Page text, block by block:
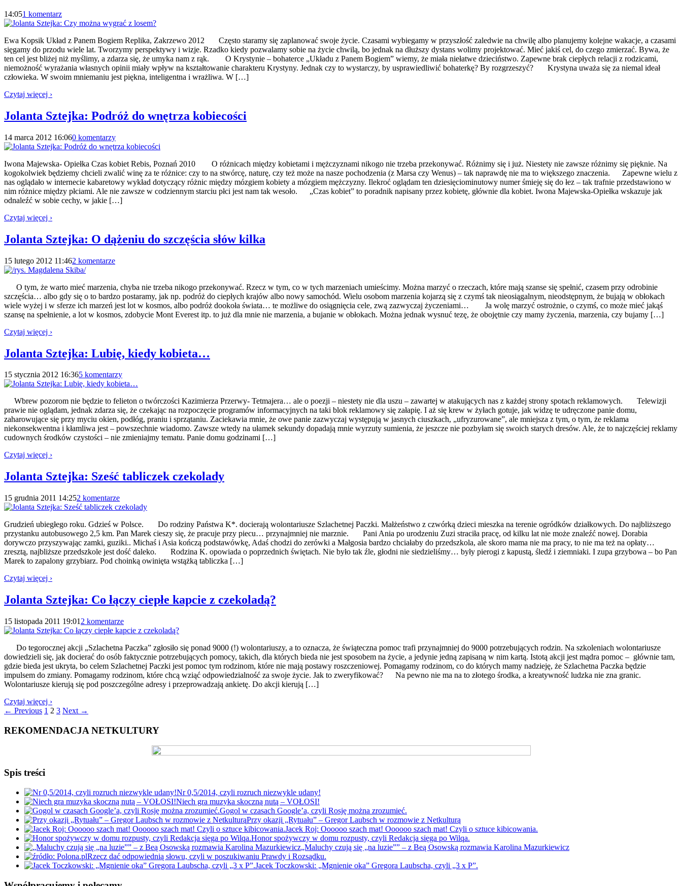
14:051 komentarz
Ewa Kopsik Układ z Panem Bogiem Replika, Zakrzewo 2012 Często staramy się zaplanować swoje życie. Czasami wybiegamy w przyszłość zaledwie na chwilę albo planujemy kolejne wakacje, a czasami
sięgamy do przodu wiele lat. Tworzymy perspektywy i wizje. Rzadko kiedy pozwalamy sobie na życie chwilą, bo jednak na dłuższy dystans wolimy projektować. Mieć jakiś cel, do czego zmierzać. Bywa, że
ten cel jest bliżej niż myślimy, a zdarza się, że umyka nam z rąk. O Krystynie – bohaterce „Układu z Panem Bogiem” wiemy, że miała niełatwe dzieciństwo. Zapewne brak ciepłych relacji z rodzicami,
niemożność wyrażania własnych opinii miały wpływ na kształtowanie charakteru Krystyny. Jednak czy to wystarczy, by usprawiedliwić bohaterkę? By rozgrzeszyć? Krystyna uważa się za niemal ideał
człowieka. W swoim mniemaniu jest piękna, inteligentna i wrażliwa. W […]
Czytaj więcej ›
Jolanta Sztejka: Podróż do wnętrza kobiecości
14 marca 2012 16:060 komentarzy
Iwona Majewska- Opiełka Czas kobiet Rebis, Poznań 2010 O różnicach między kobietami i mężczyznami nikogo nie trzeba przekonywać. Różnimy się i już. Niestety nie zawsze różnimy się pięknie. Na
kogokolwiek będziemy chcieli zwalić winę za te różnice: czy to na stwórcę, naturę, czy też może na nasze pochodzenia (z Marsa czy Wenus) – tak naprawdę nie ma to większego znaczenia. Zapewne wielu z
nas oglądało w internecie kabaretowy wykład dotyczący różnic między mózgiem kobiety a mózgiem mężczyzny. Ilekroć oglądam ten dziesięciominutowy numer śmieję się do łez – tak trafnie przedstawiono w
nim różnice między płciami. Ale nie zawsze w codziennym starciu płci jest nam tak wesoło. „Czas kobiet” to poradnik napisany przez kobietę, głównie dla kobiet. Iwona Majewska-Opiełka wskazuje jak
odnaleźć w sobie cechy, w jakie […]
Czytaj więcej ›
Jolanta Sztejka: O dążeniu do szczęścia słów kilka
15 lutego 2012 11:462 komentarze
O tym, że warto mieć marzenia, chyba nie trzeba nikogo przekonywać. Rzecz w tym, co w tych marzeniach umieścimy. Można marzyć o rzeczach, które mają szanse się spełnić, czasem przy odrobinie
szczęścia… albo gdy się o to bardzo postaramy, jak np. podróż do ciepłych krajów albo nowy samochód. Wielu osobom marzenia kojarzą się z czymś tak nieosiągalnym, nieodstępnym, że bujają w obłokach
wiele wyżej i w sferze ich marzeń jest lot w kosmos, albo podróż dookoła świata… te możliwe do osiągnięcia cele, zwą zazwyczaj życzeniami… Ja wolę marzyć ostrożnie, o czymś, co może mieć jakąś
szansę na spełnienie, a lot w kosmos, zdobycie Mont Everest itp. to już dla mnie nie marzenia, a bujanie w obłokach. Można jednak wysnuć tezę, że obojętnie czy mamy życzenia, marzenia, czy bujamy […]
Czytaj więcej ›
Jolanta Sztejka: Lubię, kiedy kobieta…
15 stycznia 2012 16:365 komentarzy
Wbrew pozorom nie będzie to felieton o twórczości Kazimierza Przerwy- Tetmajera… ale o poezji – niestety nie dla uszu – zawartej w atakujących nas z każdej strony spotach reklamowych. Telewizji
prawie nie oglądam, jednak zdarza się, że czekając na rozpoczęcie programów informacyjnych na taki blok reklamowy się załapię. I aż się krew w żyłach gotuje, jak widzę te udręczone panie domu,
zaharowujące się przy myciu okien, podłóg, praniu i sprzątaniu. Zaciekawia mnie, że owe panie zazwyczaj występują w jasnych ciuszkach, „ufryzurowane”, ale mniejsza z tym, o tym, że reklama
niekonsekwentna i kłamliwa jest – powszechnie wiadomo. Zawsze wtedy na ułamek sekundy dopadają mnie wyrzuty sumienia, że jeszcze nie pozbyłam się swoich starych dresów. Ale, że to najczęściej reklamy
cudownych środków czystości – nie zmieniajmy tematu. Panie domu godzinami […]
Czytaj więcej ›
Jolanta Sztejka: Sześć tabliczek czekolady
15 grudnia 2011 14:252 komentarze
Grudzień ubiegłego roku. Gdzieś w Polsce. Do rodziny Państwa K*. docierają wolontariusze Szlachetnej Paczki. Małżeństwo z czwórką dzieci mieszka na terenie ogródków działkowych. Do najbliższego
przystanku autobusowego 2,5 km. Pan Marek cieszy się, że pracuje przy piecu… przynajmniej nie marznie. Pani Ania po urodzeniu Zuzi straciła pracę, od kilku lat nie może znaleźć nowej. Dorabia
dorywczo przyszywając zamki, guziki.. Michaś i Asia kończą podstawówkę, Adaś chodzi do zerówki a Małgosia bardzo chciałaby do przedszkola, ale skoro mama nie ma pracy, to nie ma też na opłaty…
zresztą, najbliższe przedszkole jest dość daleko. Rodzina K. opowiada o poprzednich świętach. Nie było tak źle, głodni nie siedzieliśmy… były pierogi z kapustą, śledź i ziemniaki. I zupa grzybowa – bo Pan
Marek to zapalony grzybiarz. Pod choinką owinięta wstążką tabliczka […]
Czytaj więcej ›
Jolanta Sztejka: Co łączy ciepłe kapcie z czekoladą?
15 listopada 2011 19:01 2 komentarze
Do tegorocznej akcji „Szlachetna Paczka” zgłosiło się ponad 9000 (!) wolontariuszy, a to oznacza, że świąteczna pomoc trafi przynajmniej do 9000 potrzebujących rodzin. Na szkoleniach wolontariusze
dowiedzieli się, jak docierać do osób faktycznie potrzebujących pomocy, takich, dla których bieda nie jest sposobem na życie, a jedynie jedną zapisaną w nim kartą. Istotą akcji jest mądra pomoc – głównie tam,
gdzie bieda jest ukryta, bo celem Szlachetnej Paczki jest pomoc tym rodzinom, które nie mają postawy roszczeniowej. Pomagamy rodzinom, co do których mamy nadzieję, że Szlachetna Paczka będzie
impulsem do zmiany. Pomagamy rodzinom, które chcą wziąć odpowiedzialność za swoje życie. Jak to zweryfikować? Na pewno nie ma na to złotego środka, a kreatywność ludzka nie zna granic.
Wolontariusze kierują się pod poszczególne adresy i przeprowadzają ankietę. Do akcji kierują […]
Czytaj więcej ›
← Previous 1 2 3 Next →
REKOMENDACJA NETKULTURY
Spis treści
Nr 0,5/2014, czyli rozruch niezwykle udany!
Niech gra muzyka skoczną nutą – VOŁOSI!
Gogol w czasach Google’a, czyli Rosję można zrozumieć.
Przy okazji „Rytuału” – Gregor Laubsch w rozmowie z Netkulturą
Jacek Roj: Oooooo szach mat! Oooooo szach mat! Czyli o sztuce kibicowania.
Honor spożywczy w domu rozpusty, czyli Redakcja sięga po Wilqa.
„Maluchy czują się „na luzie”” – z Beą Osowską rozmawia Karolina Mazurkiewicz
Rzecz dać odpowiednią słowu, czyli w poszukiwaniu Prawdy i Rozsądku.
Jacek Toczkowski: „Mgnienie oka” Gregora Laubscha, czyli „3 x P”.